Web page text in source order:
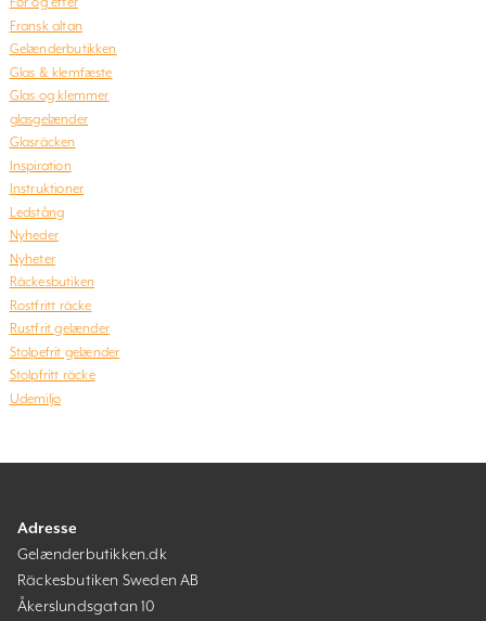
Fransk altan
Gelænderbutikken
Glas & klemfæste
Glas og klemmer
glasgelænder
Glasräcken
Inspiration
Instruktioner
Ledstång
Nyheder
Nyheter
Räckesbutiken
Rostfritt räcke
Rustfrit gelænder
Stolpefrit gelænder
Stolpfritt räcke
Udemiljø
Adresse
Gelænderbutikken.dk
Räckesbutiken Sweden AB
Åkerslundsgatan 10